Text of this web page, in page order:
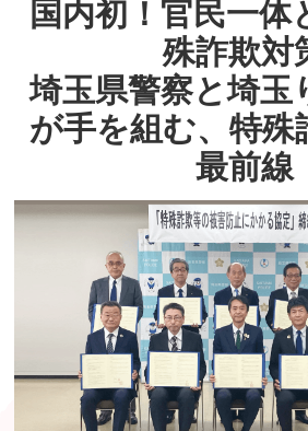
国内初！官民一体
殊詐欺対
埼玉県警察と埼玉
が手を組む、特殊
最前線